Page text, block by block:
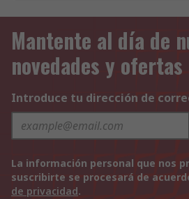
Mantente al día de
novedades y ofertas
Introduce tu dirección de
La información personal que nos
suscribirte se procesará de
de privacidad.